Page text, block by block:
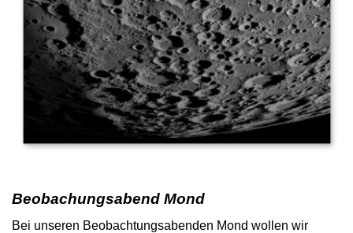
Beobachungsabend Mond
Bei unseren Beobachtungsabenden Mond wollen wir